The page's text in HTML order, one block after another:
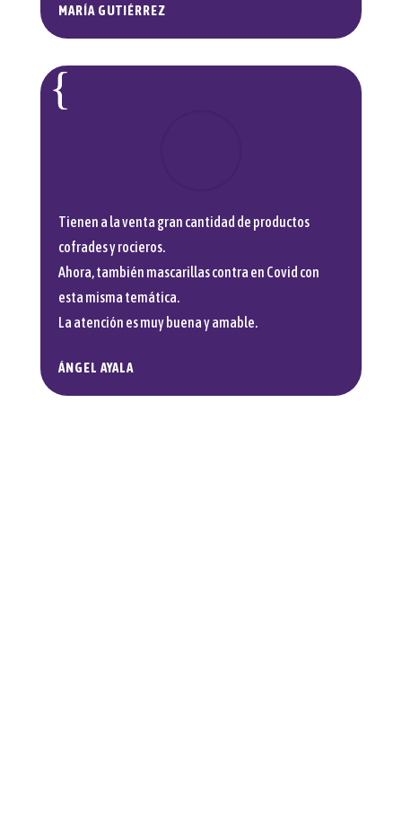
MARÍA GUTIÉRREZ
Tienen a la venta gran cantidad de productos
cofrades y rocieros.
Ahora, también mascarillas contra en Covid con
esta misma temática.
La atención es muy buena y amable.
ÁNGEL AYALA